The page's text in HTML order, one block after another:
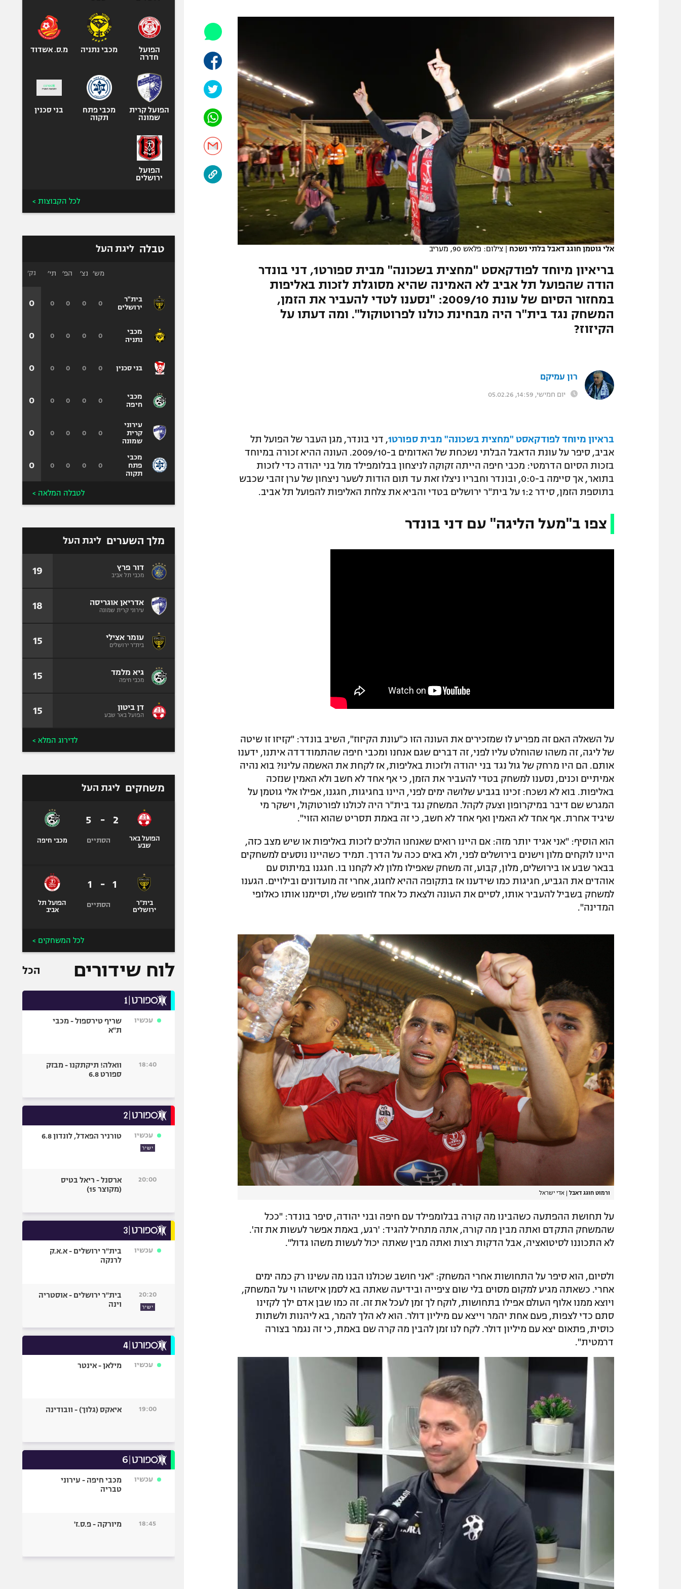
תקנון עבור פעילות אלקטרה
תקנון עבור פעילות ספורט 1 – "מרלן"
גיימינג E-Sports
תנאי שימוש
מדיניות פרטיות
תקנון פעילות ספורט 1
רשיון להקרנה פומבית לבית עסק
הצטרפות לחבילת הערוצים
הפועל תל אביב
הפועל באר שבע
מכבי נתניה
בני יהודה
ליגה סינית
אופניים
ספורט מוטורי
כדורמים
בייסבול MLB
ספורט אתגרי
אומנויות לחימה
אלי גוטמן חוגג דאבל בלתי נשכח | צילום: פלאש 90, מעריב
בריאיון מיוחד לפודקאסט "מחצית בשכונה" מבית ספורט1, דני בונדר
הודה שהפועל תל אביב לא האמינה שהיא מסוגלת לזכות באליפות
במחזור הסיום של עונת 2009/10: "נסענו לטדי להעביר את הזמן,
המשחק נגד בית"ר היה מבחינת כולנו לפרוטוקול". ומה דעתו על
הקיזוז?
רון עמיקם
יום חמישי, 14:59, 05.02.26
בראיון מיוחד לפודקאסט "מחצית בשכונה" מבית ספורט1 , דני בונדר, מגן העבר של הפועל תל
אביב, סיפר על עונת הדאבל הבלתי נשכחת של האדומים ב-2009/10. העונה ההיא זכורה במיוחד
בזכות הסיום הדרמטי: מכבי חיפה הייתה זקוקה לניצחון בבלומפילד מול בני יהודה כדי לזכות
בתואר, אך סיימה ב-0:0, ובונדר וחבריו ניצלו זאת עד תום הודות לשער ניצחון של ערן זהבי שכבש
בתוספת הזמן, סידר 1:2 על בית"ר ירושלים בטדי והביא את צלחת האליפות להפועל תל אביב.
צפו ב"מעל הליגה" עם דני בונדר
על השאלה האם זה מפריע לו שמזכירים את העונה הזו כ"עונת הקיזוז", השיב בונדר: "קזיזו זו שיטה
של ליגה, זה משהו שהוחלט עליו לפני, זה דברים שגם אנחנו ומכבי חיפה שהתמודדדה איתנו, ידענו
אותם. הם היו מרחק של גול נגד בני יהודה ולזכות באליפות, אז לקחת את האשמה עלינו? בוא נהיה
אמיתיים וכנים, נסענו למשחק בטדי להעביר את הזמן, כי אף אחד לא חשב ולא האמין שנזכה
באליפות. בוא לא נשכח: זכינו בגביע שלושה ימים לפני, היינו בחגיגות, חגגנו, אפילו אלי גוטמן על
המגרש שם דיבר במיקרופון וצעק לקהל. המשחק נגד בית"ר היה לכולנו לפורטוקול, וישקר מי
שיגיד אחרת. אף אחד לא האמין ואף אחד לא חשב, כי זה באמת תסריט שהוא הזוי".
הוא הוסיף: "אני אגיד יותר מזה: אם היינו רואים שאנחנו הולכים לזכות באליפות או שיש מצב כזה,
היינו לוקחים מלון וישנים בירושלים לפני, ולא באים ככה על הדרך. תמיד כשהיינו נוסעים למשחקים
בבאר שבע או בירושלים, מלון, קבוע, זה משחק שאפילו מלון לא לקחנו בו. חגגנו במיתוס עם
אוהדים את הגביע, חגיגות כמו שידענו אז בתקופה ההיא לחגוג, אחרי זה מועדונים ובילויים. הגענו
למשחק בשביל להעביר אותו, לסיים את העונה ולצאת כל אחד לחופש שלו, וסיימנו אותו כאלופי
המדינה".
ורמוט חוגג דאבל אדי ישראל
על תחושת ההפתעה כשהבינו מה קורה בבלומפילד עם חיפה ובני יהודה, סיפר בונדר: "ככל
שהמשחק התקדם ואתה מבין מה קורה, אתה מתחיל להגיד: 'רגע, באמת אפשר לעשות את זה'.
לא התכוננו לסיטואציה, אבל הדקות רצות ואתה מבין שאתה יכול לעשות משהו גדול".
ולסיום, הוא סיפר על התחושות אחרי המשחק: "אני חושב שכולנו הבנו מה עשינו רק כמה ימים
אחרי. כשאתה מגיע למקום מסוים בלי שום ציפייה ובידיעה שאתה בא לסמן איזשהו וי על המשחק,
ויוצא ממנו אלוף העולם אפילו בתחושות, לוקח לך זמן לעכל את זה. זה כמו שבן אדם ילך לקזינו
סתם כדי לצפות, פעם אחת יהמר וייצא עם מיליון דולר. הוא לא הלך להמר, בא ליהנות ולשתות
כוסית, פתאום יצא עם מיליון דולר. לקח לנו זמן להבין מה קרה שם באמת, כי זה נגמר בצורה
דרמטית".
הפועל
חדרה
מכבי נתניה מ.ס. אשדוד
הפועל קרית
שמונה
מכבי פתח
תקוה
בני סכנין
הפועל
ירושלים
לכל הקבוצות >
טבלה ליגת העל
בית"ר
ירושלים
מכבי
נתניה
בני סכנין
מכבי
חיפה
עירוני
קרית
שמונה
מכבי
פתח
תקוה
מש׳ נצ׳ הפ׳ תי׳
0
0
0
0
0
0
0
0
0
0
0
0
0
0
0
0
0
0
0
0
0
0
0
0
נק׳
0
0
0
0
0
0
לטבלה המלאה >
מלך השערים ליגת העל
דור פרץ
מכבי תל אביב 19
אדריאן אוגריסה
עירוני קרית שמונה 18
עומר אצילי
בית"ר ירושלים 15
גיא מלמד
מכבי חיפה 15
דן ביטון
הפועל באר שבע 15
לדירוג המלא >
משחקים ליגת העל
הפועל באר
שבע
2
-
5
הסתיים מכבי חיפה
בית"ר
ירושלים
1
-
1
הסתיים
הפועל תל
אביב
לכל המשחקים >
לוח שידורים הכל
עכשיו
שריף טירספול - מכבי
ת"א
18:40
וואלה! תיקתקנו - מבזק
ספורט 6.8
עכשיו
ישיר
טורניר הפאדל, לונדון 6.8
20:00
ארסנל - ריאל בטיס
(מקוצר 15)
עכשיו
בית"ר ירושלים - א.א.ק
לרנקה
20:20
ישיר
בית"ר ירושלים - אוסטריה
וינה
עכשיו מילאן - אינטר
19:00 איאקס (גלוך) - וובודינה
עכשיו
מכבי חיפה - עירוני
טבריה
18:45 מיורקה - פ.ס.ז'